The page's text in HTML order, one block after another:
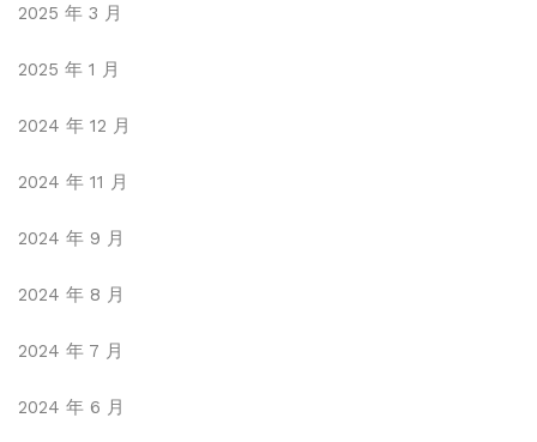
2025 年 3 月
2025 年 1 月
2024 年 12 月
2024 年 11 月
2024 年 9 月
2024 年 8 月
2024 年 7 月
2024 年 6 月